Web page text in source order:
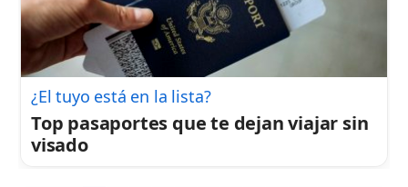
¿El tuyo está en la lista?
Top pasaportes que te dejan viajar sin
visado